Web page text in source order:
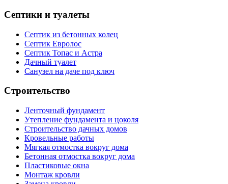
Септики и туалеты
Септик из бетонных колец
Септик Евролос
Септик Топас и Астра
Дачный туалет
Санузел на даче под ключ
Строительство
Ленточный фундамент
Утепление фундамента и цоколя
Строительство дачных домов
Кровельные работы
Мягкая отмостка вокруг дома
Бетонная отмостка вокруг дома
Пластиковые окна
Монтаж кровли